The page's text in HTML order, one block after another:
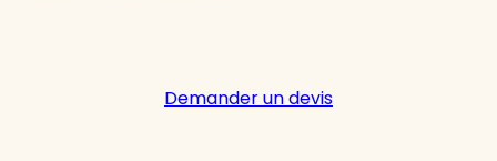
Demander un devis